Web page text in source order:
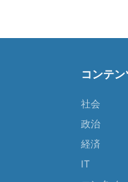
コンテン
社会
政治
経済
IT